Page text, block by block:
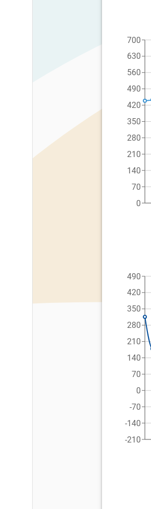
0
70
140
210
280
350
420
490
560
630
700
-210
-140
-70
0
70
140
210
280
350
420
490